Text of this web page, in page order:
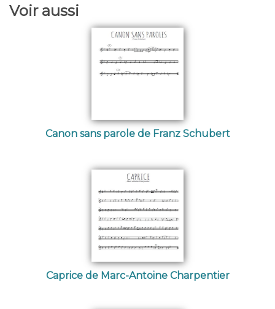
Voir aussi
Canon sans parole de Franz Schubert
Caprice de Marc-Antoine Charpentier